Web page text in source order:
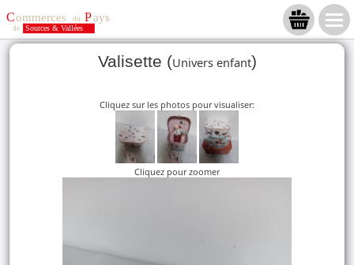
Valisette (Univers enfant)
Cliquez sur les photos pour visualiser:
Cliquez pour zoomer